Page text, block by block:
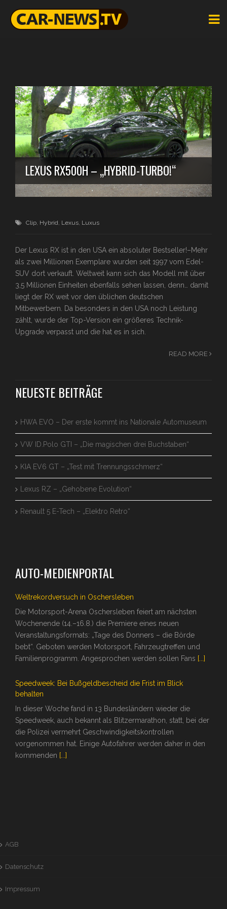
LEXUS RX500H – „HYBRID-TURBO!“
Clip, Hybrid, Lexus, Luxus
Der Lexus RX ist in den USA ein absoluter Bestseller!–Mehr
als zwei Millionen Exemplare wurden seit 1997 vom Edel-
SUV dort verkauft. Weltweit kann sich das Modell mit über
3,5 Millionen Einheiten ebenfalls sehen lassen, denn… damit
liegt der RX weit vor den üblichen deutschen
Mitbewerbern. Da besonders in den USA noch Leistung
zählt, wurde der Top-Version ein größeres Technik-
Upgrade verpasst und die hat es in sich.
READ MORE
NEUESTE BEITRÄGE
HWA EVO – Der erste kommt ins Nationale Automuseum
VW ID.Polo GTI – „Die magischen drei Buchstaben“
KIA EV6 GT – „Test mit Trennungsschmerz“
Lexus RZ – „Gehobene Evolution“
Renault 5 E-Tech – „Elektro Retro“
AUTO-MEDIENPORTAL
Weltrekordversuch in Oschersleben
Die Motorsport-Arena Oschersleben feiert am nächsten
Wochenende (14.–16.8.) die Premiere eines neuen
Veranstaltungsformats: „Tage des Donners – die Börde
bebt“. Geboten werden Motorsport, Fahrzeugtreffen und
Familienprogramm. Angesprochen werden sollen Fans [...]
Speedweek: Bei Bußgeldbescheid die Frist im Blick
behalten
In dieser Woche fand in 13 Bundesländern wieder die
Speedweek, auch bekannt als Blitzermarathon, statt, bei der
die Polizei vermehrt Geschwindigkeitskontrollen
vorgenommen hat. Einige Autofahrer werden daher in den
kommenden [...]
AGB
Datenschutz
Impressum